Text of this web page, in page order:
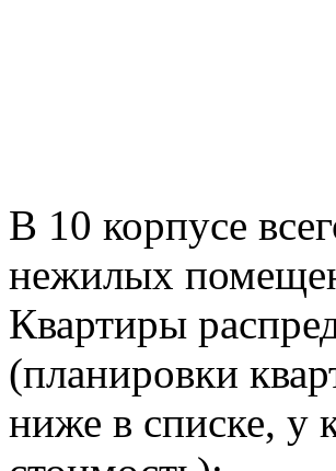
В 10 корпусе
нежилых
Квартиры
(планировки
ниже в списке, у